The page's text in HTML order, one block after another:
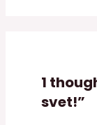
1
svet!”